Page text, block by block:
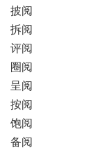
披阅
拆阅
评阅
圈阅
呈阅
按阅
饱阅
备阅